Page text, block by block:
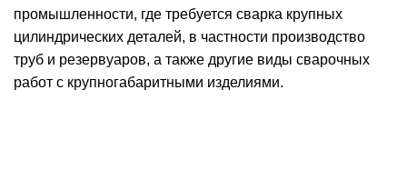
промышленности, где требуется сварка крупных
цилиндрических деталей, в частности производство
труб и резервуаров, а также другие виды сварочных
работ с крупногабаритными изделиями.